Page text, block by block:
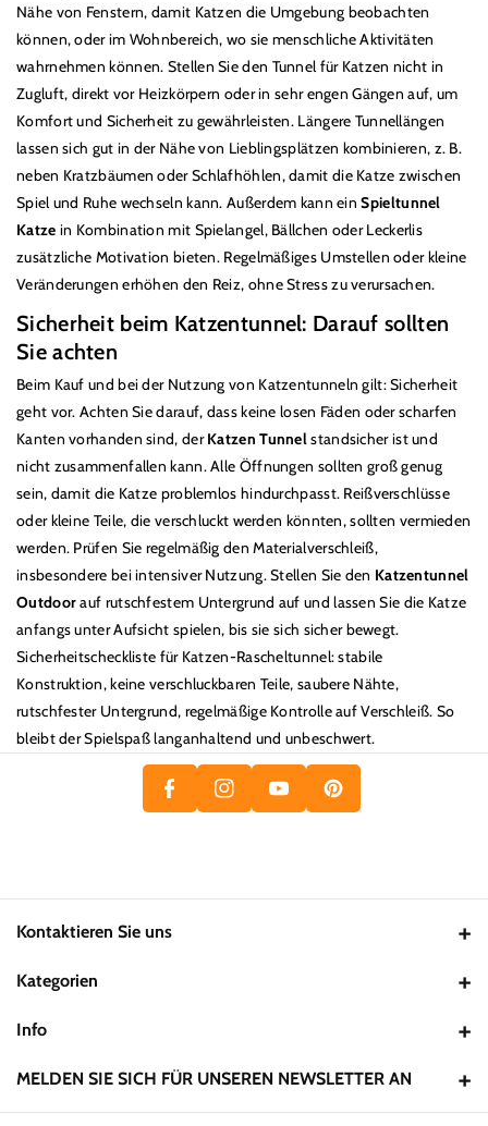
Nähe von Fenstern, damit Katzen die Umgebung beobachten
können, oder im Wohnbereich, wo sie menschliche Aktivitäten
wahrnehmen können. Stellen Sie den Tunnel für Katzen nicht in
Zugluft, direkt vor Heizkörpern oder in sehr engen Gängen auf, um
Komfort und Sicherheit zu gewährleisten. Längere Tunnellängen
lassen sich gut in der Nähe von Lieblingsplätzen kombinieren, z. B.
neben Kratzbäumen oder Schlafhöhlen, damit die Katze zwischen
Spiel und Ruhe wechseln kann. Außerdem kann einSpieltunnel
Katze in Kombination mit Spielangel, Bällchen oder Leckerlis
zusätzliche Motivation bieten. Regelmäßiges Umstellen oder kleine
Veränderungen erhöhen den Reiz, ohne Stress zu verursachen.
Sicherheit beim Katzentunnel: Darauf sollten
Sie achten
Beim Kauf und bei der Nutzung von Katzentunneln gilt: Sicherheit
geht vor. Achten Sie darauf, dass keine losen Fäden oder scharfen
Kanten vorhanden sind, derKatzen Tunnelstandsicher ist und
nicht zusammenfallen kann. Alle Öffnungen sollten groß genug
sein, damit die Katze problemlos hindurchpasst. Reißverschlüsse
oder kleine Teile, die verschluckt werden könnten, sollten vermieden
werden. Prüfen Sie regelmäßig den Materialverschleiß,
insbesondere bei intensiver Nutzung. Stellen Sie den Katzentunnel
Outdoorauf rutschfestem Untergrund auf und lassen Sie die Katze
anfangs unter Aufsicht spielen, bis sie sich sicher bewegt.
Sicherheitscheckliste für Katzen-Rascheltunnel: stabile
Konstruktion, keine verschluckbaren Teile, saubere Nähte,
rutschfester Untergrund, regelmäßige Kontrolle auf Verschleiß. So
bleibt der Spielspaß langanhaltend und unbeschwert.
F
A
C
E
B
In
St
A
Gr
Y
U
T
U
P
I
T
E
R
Kontaktieren Sie uns
Kategorien
Hund
Info
Datenschutzerklärung
Widerrufsrecht
MELDEN SIE SICH FÜR UNSEREN NEWSLETTER AN